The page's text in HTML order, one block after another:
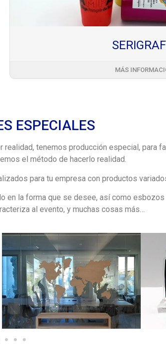
MÁS
ESPECIALES
tenemos producción especial, para
el método de hacerlo realidad.
para tu empresa con productos
en la forma que se desee, así como
al evento, y muchas cosas más…